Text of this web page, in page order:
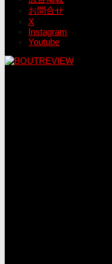
お問合せ
X
Instagram
Youtube